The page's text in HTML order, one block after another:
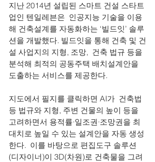
지난 2014년 설립된 스마트 건설 스타트
업인 텐일레븐은  인공지능 기술을 이용
해 건축설계를 자동화하는 ‘빌드잇’ 솔루
션을 개발했다. 빌드잇을 통해 건축 및 건
설 사업지의 지형, 조망,  건축 법규 등을
분석해 최적의 공동주택 배치설계안을
도출하는 서비스를 제공한다.
지도에서 필지를 클릭하면 AI가  건축법
등 법규와 지형, 주변 건물의 높이 등을
고려하면서 용적률·일조권·조망권을 최
대치로 높일 수 있는 설계안을 자동 생성
한다.  이를 바탕으로 편집도구 솔루션
(디자이너)이 3D(차원)로 건축물을 그려